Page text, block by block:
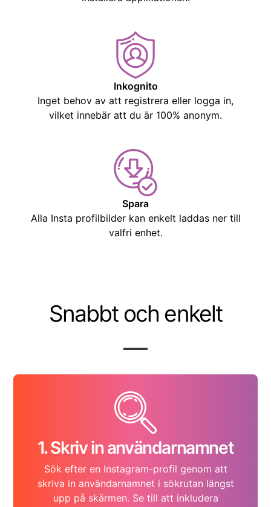
Inkognito
Inget behov av att registrera eller logga in,
vilket innebär att du är 100% anonym.
Spara
Alla Insta profilbilder kan enkelt laddas ner till
valfri enhet.
Snabbt och enkelt
1. Skriv in användarnamnet
Sök efter en Instagram-profil genom att
skriva in användarnamnet i sökrutan längst
upp på skärmen. Se till att inkludera